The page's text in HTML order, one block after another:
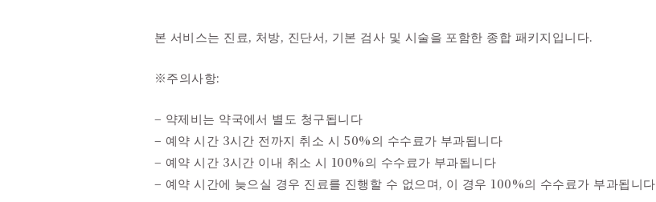
본 서비스는 진료, 처방, 진단서, 기본 검사 및 시술을 포함한 종합 패키지입니다.
※주의사항:
– 약제비는 약국에서 별도 청구됩니다
– 예약 시간 3시간 전까지 취소 시 50%의 수수료가 부과됩니다
– 예약 시간 3시간 이내 취소 시 100%의 수수료가 부과됩니다
– 예약 시간에 늦으실 경우 진료를 진행할 수 없으며, 이 경우 100%의 수수료가 부과됩니다